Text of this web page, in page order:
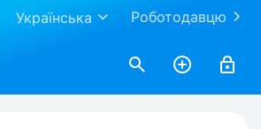
Роботодавцю
Українська